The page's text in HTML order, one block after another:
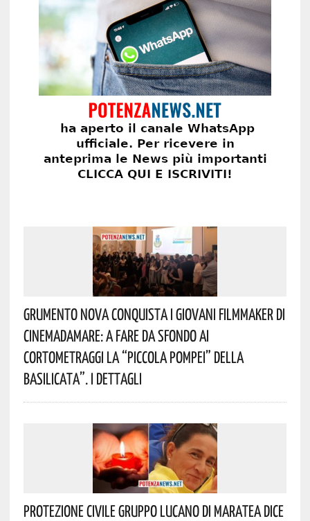
Grumento Nova Conquista I Giovani Filmmaker Di
Cinemadamare: A Fare Da Sfondo Ai
Cortometraggi La “Piccola Pompei” Della
Basilicata”. I Dettagli
Protezione Civile Gruppo Lucano Di Maratea Dice